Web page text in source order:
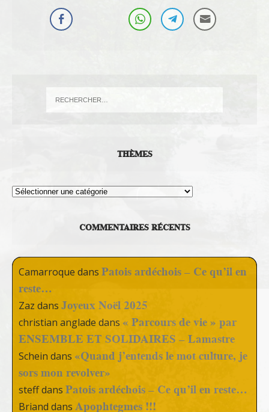
THÈMES
Thèmes
COMMENTAIRES RÉCENTS
Camarroque dans Patois ardéchois – Ce qu’il en
reste…
Zaz dans Joyeux Noël 2025
christian anglade dans « Parcours de vie » par
ENSEMBLE ET SOLIDAIRES – Lamastre
Schein dans «Quand j’entends le mot culture, je
sors mon revolver»
steffdans Patois ardéchois – Ce qu’il en reste…
Briand dans Apophtegmes !!!